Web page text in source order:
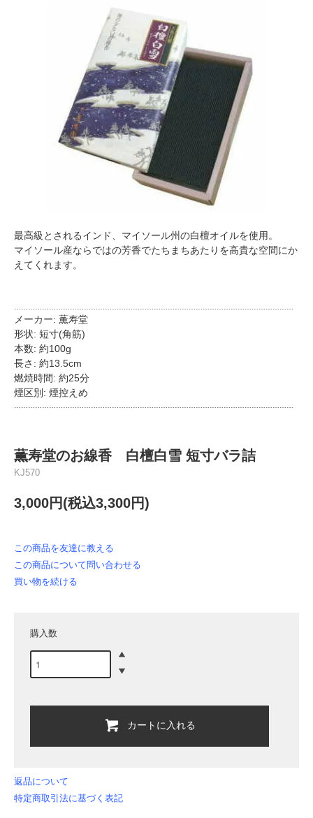
最高級とされるインド、マイソール州の白檀オイルを使用。
マイソール産ならではの芳香でたちまちあたりを高貴な空間にか
えてくれます。
メーカー: 薫寿堂
形状: 短寸(角筋)
本数: 約100g
長さ: 約13.5cm
燃焼時間: 約25分
煙区別: 煙控えめ
薫寿堂のお線香 白檀白雪 短寸バラ詰
KJ570
3,000円(税込3,300円)
この商品を友達に教える
この商品について問い合わせる
買い物を続ける
購入数
カートに入れる
返品について
特定商取引法に基づく表記